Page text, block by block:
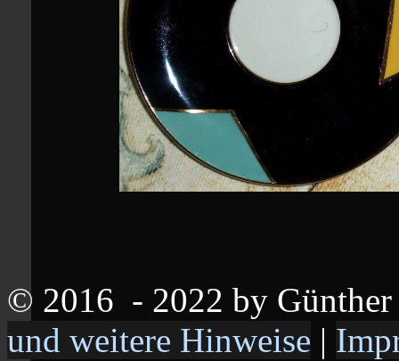
© 2016 - 2022 by
und weitere Hinweise |